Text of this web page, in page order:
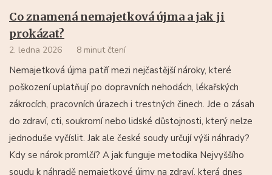
Co znamená nemajetková újma a jak ji
prokázat?
2. ledna 2026 8 minut čtení
Nemajetková újma patří mezi nejčastější nároky, které
poškození uplatňují po dopravních nehodách, lékařských
zákrocích, pracovních úrazech i trestných činech. Jde o zásah
do zdraví, cti, soukromí nebo lidské důstojnosti, který nelze
jednoduše vyčíslit. Jak ale české soudy určují výši náhrady?
Kdy se nárok promlčí? A jak funguje metodika Nejvyššího
soudu k náhradě nemajetkové újmy na zdraví, která dnes